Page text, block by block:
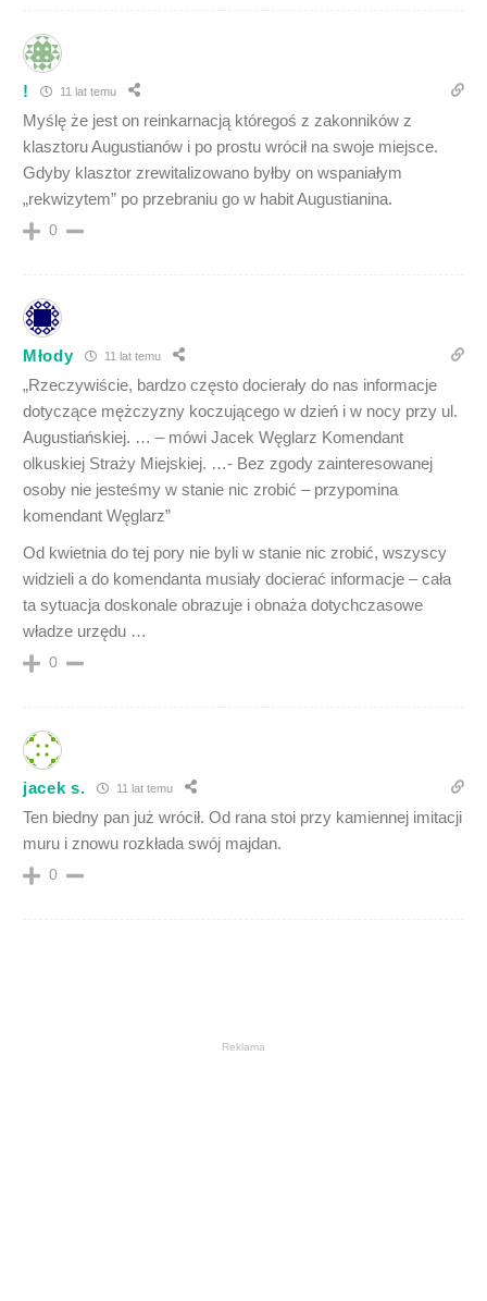
! 11 lat temu
Myślę że jest on reinkarnacją któregoś z zakonników z
klasztoru Augustianów i po prostu wrócił na swoje miejsce.
Gdyby klasztor zrewitalizowano byłby on wspaniałym
„rekwizytem” po przebraniu go w habit Augustianina.
0
Młody 11 lat temu
„Rzeczywiście, bardzo często docierały do nas informacje
dotyczące mężczyzny koczującego w dzień i w nocy przy ul.
Augustiańskiej. … – mówi Jacek Węglarz Komendant
olkuskiej Straży Miejskiej. …- Bez zgody zainteresowanej
osoby nie jesteśmy w stanie nic zrobić – przypomina
komendant Węglarz”
Od kwietnia do tej pory nie byli w stanie nic zrobić, wszyscy
widzieli a do komendanta musiały docierać informacje – cała
ta sytuacja doskonale obrazuje i obnaża dotychczasowe
władze urzędu …
0
jacek s. 11 lat temu
Ten biedny pan już wrócił. Od rana stoi przy kamiennej imitacji
muru i znowu rozkłada swój majdan.
0
Reklama